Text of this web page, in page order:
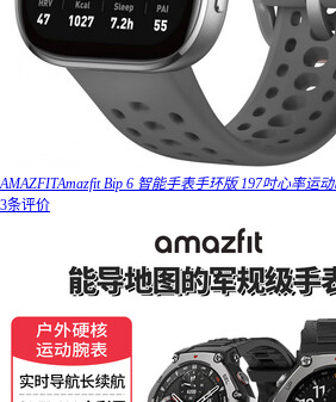
AMAZFITAmazfit Bip 6 智能手表手环版 197吋心率运
3条评价